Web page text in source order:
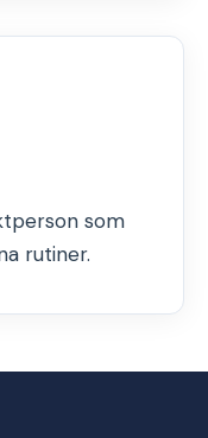
som
rutiner.